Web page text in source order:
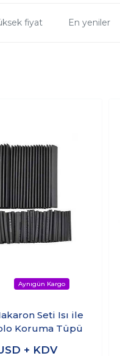
fiyat En yeniler
Seti Isı ile
Koruma Tüpü
+ KDV